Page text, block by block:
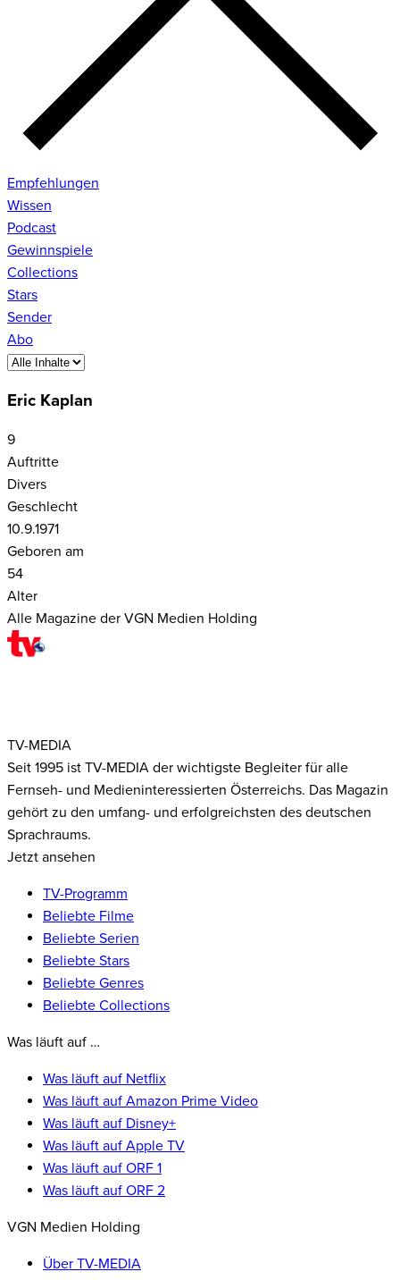
Empfehlungen
Wissen
Podcast
Gewinnspiele
Collections
Stars
Sender
Abo
Eric Kaplan
9
Auftritte
Divers
Geschlecht
10.9.1971
Geboren am
54
Alter
Alle Magazine der VGN Medien Holding
TV-MEDIA
Seit 1995 ist TV-MEDIA der wichtigste Begleiter für alle
Fernseh- und Medieninteressierten Österreichs. Das Magazin
gehört zu den umfang- und erfolgreichsten des deutschen
Sprachraums.
Jetzt ansehen
TV-Programm
Beliebte Filme
Beliebte Serien
Beliebte Stars
Beliebte Genres
Beliebte Collections
Was läuft auf …
Was läuft auf Netflix
Was läuft auf Amazon Prime Video
Was läuft auf Disney+
Was läuft auf Apple TV
Was läuft auf ORF 1
Was läuft auf ORF 2
VGN Medien Holding
Über TV-MEDIA